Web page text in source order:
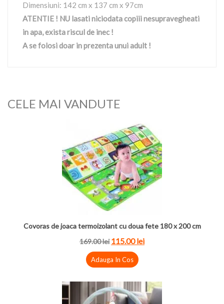
Dimensiuni: 142 cm x 137 cm x 97cm
ATENTIE ! NU lasati niciodata copiii nesupravegheati
in apa, exista riscul de inec !
A se folosi doar in prezenta unui adult !
CELE MAI VANDUTE
Covoras de joaca termoizolant cu doua fete 180 x 200 cm
169.00 lei 115.00 lei
Adauga In Cos